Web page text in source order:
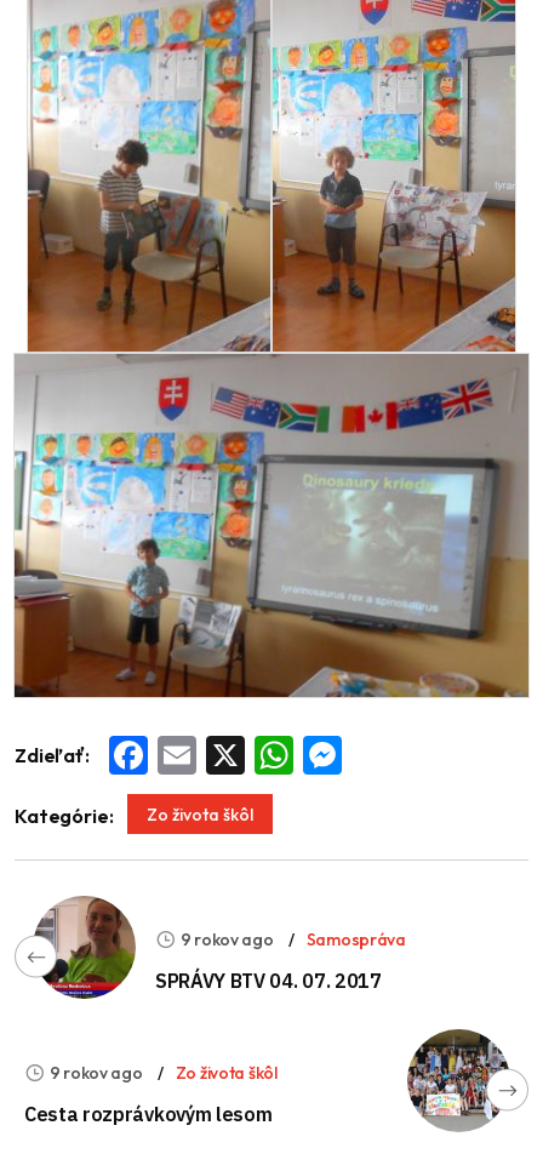
Zdieľať: Facebook
Email WhatsApp
Kategórie: Zo života škôl
9 rokov ago Samospráva
SPRÁVY BTV 04. 07. 2017
9 rokov ago Zo života škôl
Cesta rozprávkovým lesom